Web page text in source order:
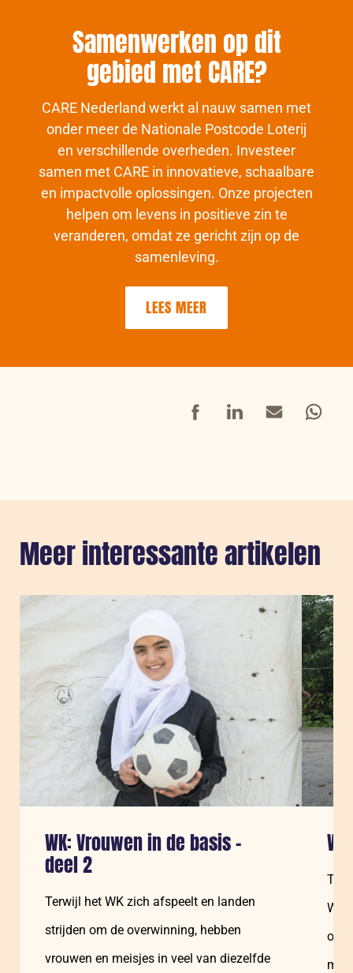
Samenwerken op dit
gebied met CARE?
CARE Nederland werkt al nauw samen met
onder meer de Nationale Postcode Loterij
en verschillende overheden. Investeer
samen met CARE in innovatieve, schaalbare
en impactvolle oplossingen. Onze projecten
helpen om levens in positieve zin te
veranderen, omdat ze gericht zijn op de
samenleving.
LEES MEER
FacebookLinkedInMail
Meer interessante artikelen
Sla carousel over
WK: Vrouwen in de basis –
deel 2
Terwijl het WK zich afspeelt en landen
strijden om de overwinning, hebben
vrouwen en meisjes in veel van diezelfde
WK
om